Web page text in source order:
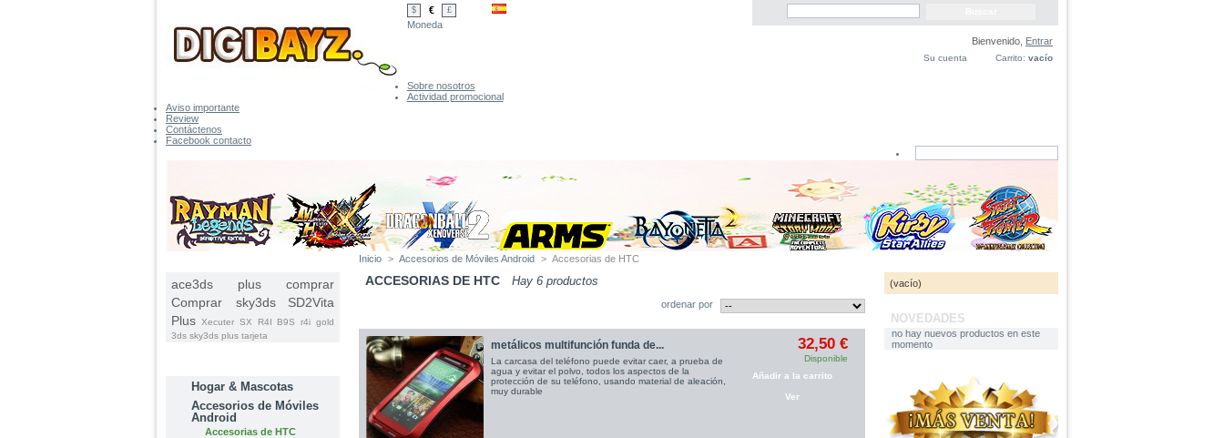
$ € £
Moneda
Bienvenido, Entrar
Carrito: vacío
Su cuenta
Sobre nosotros
Actividad promocional
Aviso importante
Review
Contáctenos
Facebook contacto
ace3ds plus comprar
Comprar sky3ds
SD2Vita
Plus Xecuter SX R4I B9S
r4i gold
3ds sky3ds plus tarjeta
Hogar & Mascotas
Accesorios de Móviles
Android
Accesorias de HTC
Inicio > Accesorios de Móviles Android > Accesorias de HTC
ACCESORIAS DE HTC Hay 6 productos
ordenar por
metálicos multifunción funda de...
La carcasa del teléfono puede evitar caer, a prueba de
agua y evitar el polvo, todos los aspectos de la
protección de su teléfono, usando material de aleación,
muy durable
32,50 €
Disponible
Añadir a la carrito
Ver
(vacío)
NOVEDADES
no hay nuevos productos en este
momento